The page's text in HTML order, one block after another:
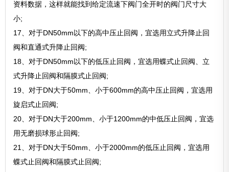
资料数据，这样就能找到给定流速下阀门全开时的阀门尺寸大
小;
17、对于DN50mm以下的高中压止回阀，宜选用立式升降止回
阀和直通式升降止回阀;
18、对于DN50mm以下的低压止回阀，宜选用蝶式止回阀、立
式升降止回阀和隔膜式止回阀;
19、对于DN大于50mm、小于600mm的高中压止回阀，宜选用
旋启式止回阀;
20、对于DN大于200mm、小于1200mm的中低压止回阀，宜选
用无磨损球形止回阀;
21、对于DN大于50mm、小于2000mm的低压止回阀，宜选用
蝶式止回阀和隔膜式止回阀;